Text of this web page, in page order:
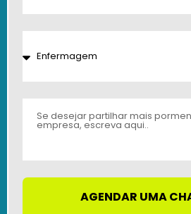
AGENDAR UMA